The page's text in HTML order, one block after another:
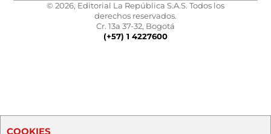
© 2026, Editorial La República S.A.S. Todos los
derechos reservados.
Cr. 13a 37-32, Bogotá
(+57) 1 4227600
COOKIES